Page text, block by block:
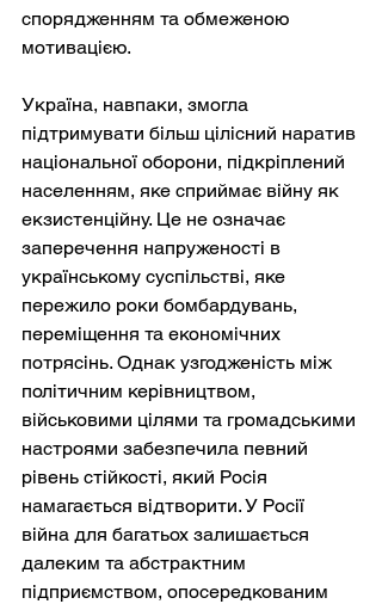
спорядженням та обмеженою
мотивацією.
Україна, навпаки, змогла
підтримувати більш цілісний наратив
національної оборони, підкріплений
населенням, яке сприймає війну як
екзистенційну. Це не означає
заперечення напруженості в
українському суспільстві, яке
пережило роки бомбардувань,
переміщення та економічних
потрясінь. Однак узгодженість між
політичним керівництвом,
військовими цілями та громадськими
настроями забезпечила певний
рівень стійкості, який Росія
намагається відтворити. У Росії
війна для багатьох залишається
далеким та абстрактним
підприємством, опосередкованим